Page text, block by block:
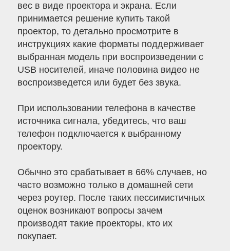
вес в виде проектора и экрана. Если
принимается решение купить такой
проектор, то детально просмотрите в
инструкциях какие форматы поддерживает
выбранная модель при воспроизведении с
USB носителей, иначе половина видео не
воспроизведется или будет без звука.
При использовании телефона в качестве
источника сигнала, убедитесь, что ваш
телефон подключается к выбранному
проектору.
Обычно это срабатывает в 66% случаев, но
часто возможно только в домашней сети
через роутер. После таких пессимистичных
оценок возникают вопросы зачем
производят такие проекторы, кто их
покупает.